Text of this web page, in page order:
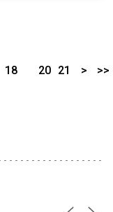
18
20 21 > >>